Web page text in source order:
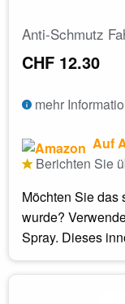
Anti-Schmutz
CHF 12.30
mehr
Auf
Berichten Sie
Möchten Sie das
wurde?
Spray. Dieses